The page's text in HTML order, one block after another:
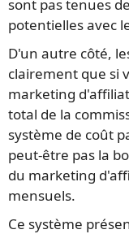
sont pas tenues
potentielles avec
D'un autre côté,
clairement que si
marketing
total de la
système de coût
peut-être pas la
du marketing
mensuels.
Ce système